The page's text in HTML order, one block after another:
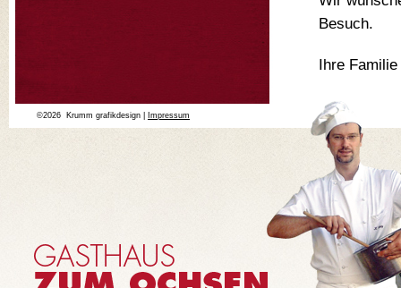
Besuch.
Ihre
©2026 Krumm grafikdesign | Impressum